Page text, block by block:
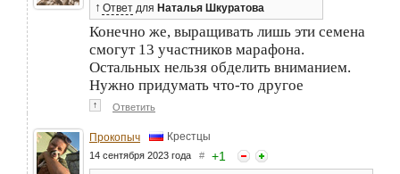
↑ Ответ для Наталья Шкуратова
Конечно же, выращивать лишь эти семена
смогут 13 участников марафона.
Остальных нельзя обделить вниманием.
Нужно придумать что-то другое
↑ Ответить
Прокопыч Крестцы
14 сентября 2023 года # +1